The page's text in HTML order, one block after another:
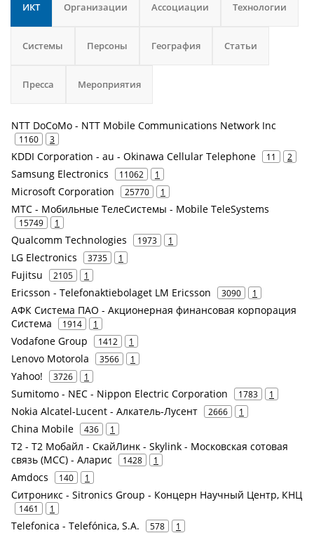
ИКТ Организации Ассоциации Технологии
Системы Персоны География Статьи
Пресса Мероприятия
NTT DoCoMo - NTT Mobile Communications Network Inc
1160 3
KDDI Corporation - au - Okinawa Cellular Telephone 11 2
Samsung Electronics 11062 1
Microsoft Corporation 25770 1
МТС - Мобильные ТелеСистемы - Mobile TeleSystems
15749 1
Qualcomm Technologies 1973 1
LG Electronics 3735 1
Fujitsu 2105 1
Ericsson - Telefonaktiebolaget LM Ericsson 3090 1
АФК Система ПАО - Акционерная финансовая корпорация
Система
1914 1
Vodafone Group 1412 1
Lenovo Motorola 3566 1
Yahoo! 3726 1
Sumitomo - NEC - Nippon Electric Corporation 1783 1
Nokia Alcatel-Lucent - Алкатель-Лусент 2666 1
China Mobile 436 1
Т2 - Т2 Мобайл - СкайЛинк - Skylink - Московская сотовая
связь (МСС) - Аларис
1428 1
Amdocs 140 1
Ситроникс - Sitronics Group - Концерн Научный Центр, КНЦ
1461 1
Telefonica - Telefónica, S.A. 578 1